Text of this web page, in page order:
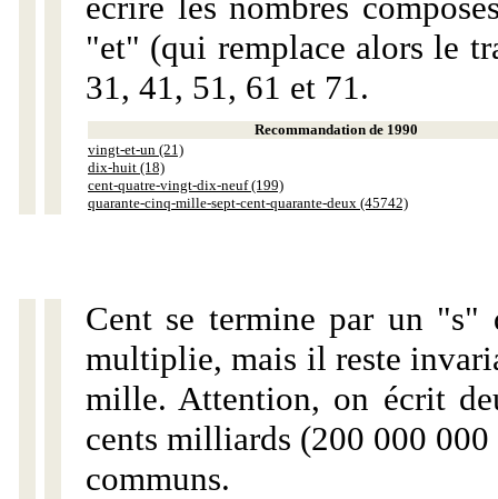
"et" (qui remplace alors le
31, 41, 51, 61 et 71.
Recommandation de 1990
vingt-et-un (21)
dix-huit (18)
cent-quatre-vingt-dix-neuf (199)
quarante-cinq-mille-sept-cent-quarante-deux (45742)
Cent se termine par un "s"
multiplie, mais il reste
mille. Attention, on écrit
cents milliards (200 000
communs.